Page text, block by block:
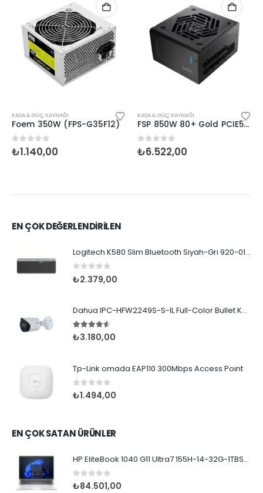
KASA & GÜÇ KAYNAĞI
Foem 350W (FPS-G35F12)
0 5 üzerinden
₺1.140,00
KASA & GÜÇ KAYNAĞI
FSP 850W 80+ Gold PCIE5 (Vita GM 850W)
0 5 üzerinden
₺6.522,00
EN ÇOK DEĞERLENDİRİLEN
Logitech K580 Slim Bluetooth Siyah-Gri 920-010624
0 5 üzerinden
₺2.379,00
Dahua IPC-HFW2249S-S-IL Full-Color Bullet Kamera
4.505 üzerinden
₺3.180,00
Tp-Link omada EAP110 300Mbps Access Point
0 5 üzerinden
₺1.494,00
EN ÇOK SATAN ÜRÜNLER
HP EliteBook 1040 G11 Ultra7 155H-14-32G-1TBSD-WPr
0 5 üzerinden
₺84.501,00